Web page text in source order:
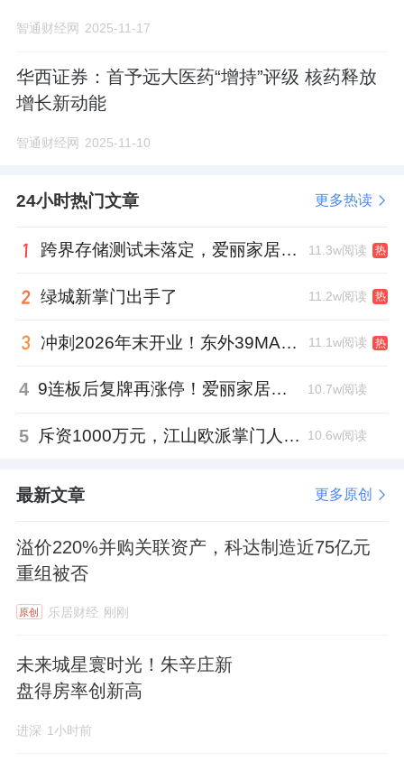
智通财经网 2025-11-17
华西证券：首予远大医药“增持”评级 核药释放
增长新动能
智通财经网 2025-11-10
24小时热门文章 更多热读
跨界存储测试未落定，爱丽家居复牌前自揭多重风险 11.3w阅读 热
绿城新掌门出手了 11.2w阅读 热
冲刺2026年末开业！东外39MALL全球招商启幕，重构东直门商圈格局 11.1w阅读 热
4 9连板后复牌再涨停！爱丽家居市盈率318倍，跨界收购案尚未落地 10.7w阅读
5 斥资1000万元，江山欧派掌门人吴水根加码创投基金 10.6w阅读
最新文章 更多原创
溢价220%并购关联资产，科达制造近75亿元
重组被否
原创 乐居财经 刚刚
未来城星寰时光！朱辛庄新
盘得房率创新高
进深 1小时前